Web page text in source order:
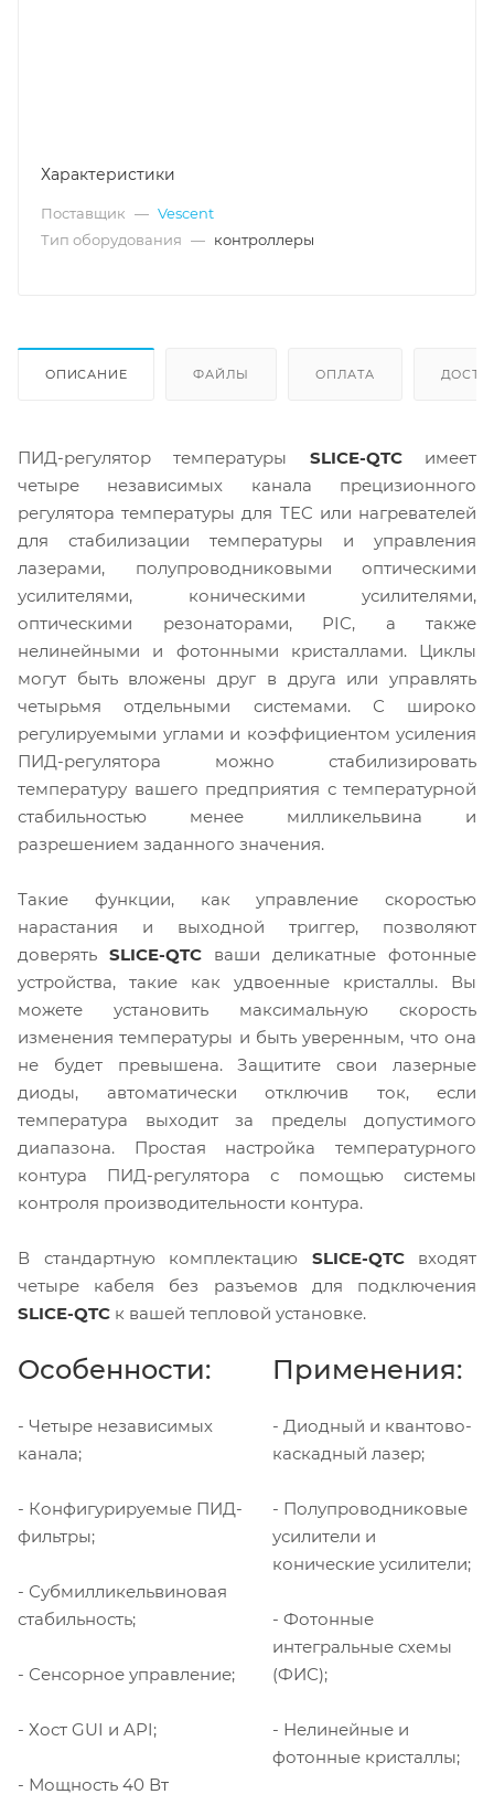
Характеристики
Поставщик — Vescent
Тип оборудования — контроллеры
ОПИСАНИЕ ФАЙЛЫ ОПЛАТА
ПИД-регулятор температуры SLICE-QTCимеет
четыре независимых канала прецизионного
регулятора температуры для TEC или нагревателей
для стабилизации температуры и управления
лазерами, полупроводниковыми оптическими
усилителями, коническими усилителями,
оптическими резонаторами, PIC, а также
нелинейными и фотонными кристаллами. Циклы
могут быть вложены друг в друга или управлять
четырьмя отдельными системами. С широко
регулируемыми углами и коэффициентом усиления
ПИД-регулятора можно стабилизировать
температуру вашего предприятия с температурной
стабильностью менее милликельвина и
разрешением заданного значения.
Такие функции, как управление скоростью
нарастания и выходной триггер, позволяют
доверять SLICE-QTC ваши деликатные фотонные
устройства, такие как удвоенные кристаллы. Вы
можете установить максимальную скорость
изменения температуры и быть уверенным, что она
не будет превышена. Защитите свои лазерные
диоды, автоматически отключив ток, если
температура выходит за пределы допустимого
диапазона. Простая настройка температурного
контура ПИД-регулятора с помощью системы
контроля производительности контура.
В стандартную комплектацию SLICE-QTCвходят
четыре кабеля без разъемов для подключения
SLICE-QTC к вашей тепловой установке.
Особенности:
- Четыре независимых
канала;
- Конфигурируемые ПИД-
фильтры;
- Субмилликельвиновая
стабильность;
- Сенсорное управление;
- Хост GUI и API;
- Мощность 40 Вт
Применения:
- Диодный и квантово-
каскадный лазер;
- Полупроводниковые
усилители и
конические усилители;
- Фотонные
интегральные схемы
(ФИС);
- Нелинейные и
фотонные кристаллы;